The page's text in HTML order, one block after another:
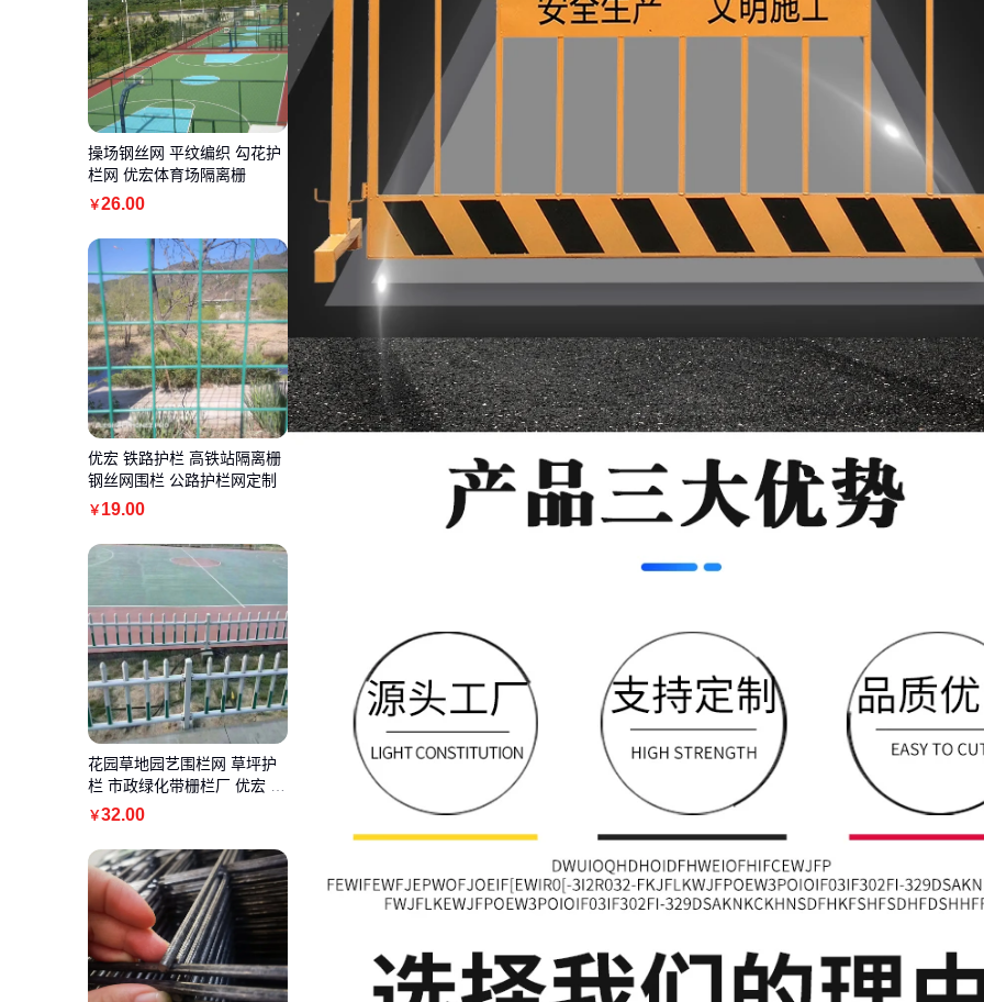
操场钢丝网 平纹编织 勾花护
栏网 优宏体育场隔离栅
￥26.00
优宏 铁路护栏 高铁站隔离栅
钢丝网围栏 公路护栏网定制
￥19.00
花园草地园艺围栏网 草坪护
栏 市政绿化带栅栏厂 优宏 P
VC材质
￥32.00